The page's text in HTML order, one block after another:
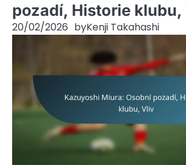
pozadí, Historie
20/02/2026 byKenji Takahashi